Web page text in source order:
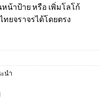
น้าป้าย หรือ เพิ่มโลโก้
ยจราจรได้โดยตรง
นำ